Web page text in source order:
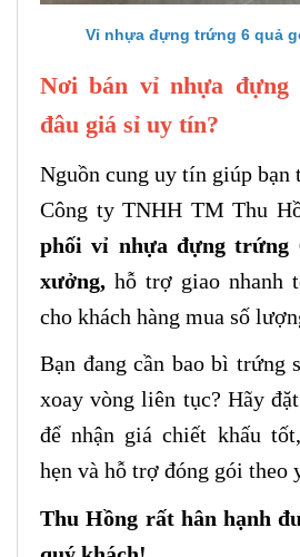
Vỉ nhựa đựng trứng 6 quả
Nơi bán vỉ nhựa
đâu giá sỉ uy tín?
Nguồn cung uy tín giúp bạn
Công ty TNHH TM Thu
phối vỉ nhựa đựng trứng
xưởng, hỗ trợ giao nhanh
cho khách hàng mua số
Bạn đang cần bao bì trứng
xoay vòng liên tục? Hãy
để nhận giá chiết khấu
hẹn và hỗ trợ đóng gói theo
Thu Hồng rất hân hạnh